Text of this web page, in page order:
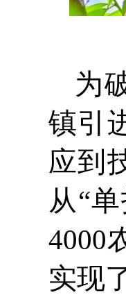
为
镇引
应到
从“
4000
实现